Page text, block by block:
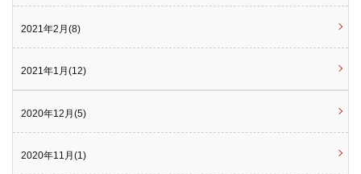
2021年2月(8)
2021年1月(12)
2020年12月(5)
2020年11月(1)